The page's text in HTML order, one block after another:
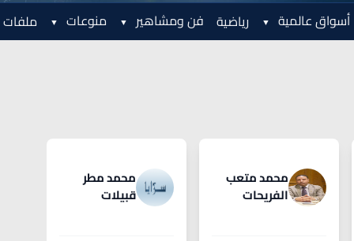
أسواق عالمية رياضية فن ومشاهير منوعات
محمد متعب
الفريحات
محمد مطر
قبيلات